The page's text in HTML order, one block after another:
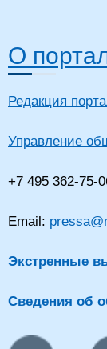
О
Редакция
Управление
+7 495 362-75-
Email:
Экстренные
Сведения об